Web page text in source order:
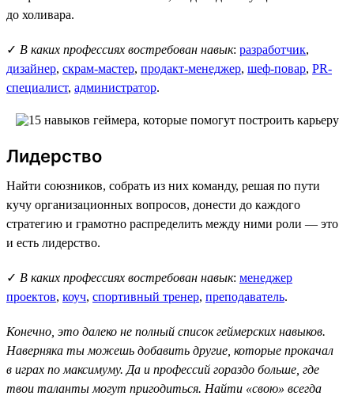
до холивара.
✓ В каких профессиях востребован навык: разработчик,
дизайнер, скрам-мастер, продакт-менеджер, шеф-повар, PR-
специалист, администратор.
Лидерство
Найти союзников, собрать из них команду, решая по пути
кучу организационных вопросов, донести до каждого
стратегию и грамотно распределить между ними роли — это
и есть лидерство.
✓ В каких профессиях востребован навык: менеджер
проектов, коуч, спортивный тренер, преподаватель.
Конечно, это далеко не полный список геймерских навыков.
Наверняка ты можешь добавить другие, которые прокачал
в играх по максимуму. Да и профессий гораздо больше, где
твои таланты могут пригодиться. Найти «свою» всегда